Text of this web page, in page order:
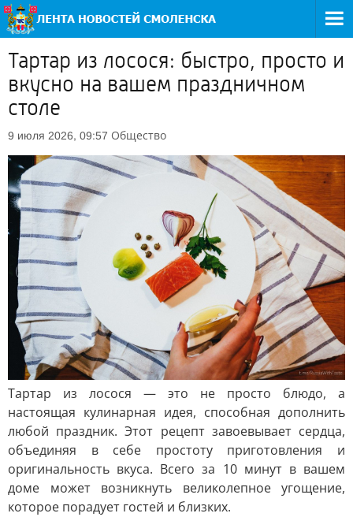
Тартар из лосося: быстро, просто и
вкусно на вашем праздничном
столе
9 июля 2026, 09:57 Общество
Тартар из лосося — это не просто блюдо, а
настоящая кулинарная идея, способная дополнить
любой праздник. Этот рецепт завоевывает сердца,
объединяя в себе простоту приготовления и
оригинальность вкуса. Всего за 10 минут в вашем
доме может возникнуть великолепное угощение,
которое порадует гостей и близких.